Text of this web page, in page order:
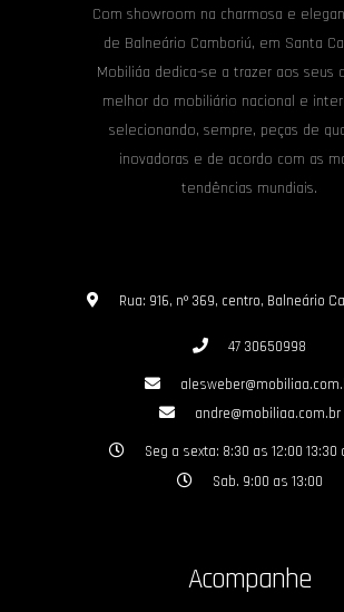
Com showroom na charmosa e
de Balneário Camboriú, em Santa
Mobiliáa dedica-se a trazer aos seus
melhor do mobiliário nacional e
selecionando, sempre, peças de
inovadoras e de acordo com as
tendências mundiais.
Rua: 916, nº 369, centro, Balneário
47 30650998
andre@mobiliaa.com.br
Seg a sexta: 8:30 as 12:00 13:30
Sab. 9:00 as 13:00
Acompanhe